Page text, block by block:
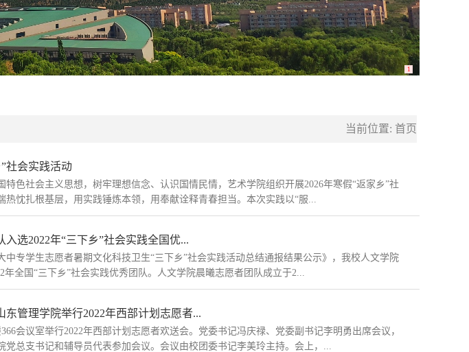
1
当前位置: 首页
社会实践活动
色社会主义思想，树牢理想信念、认识国情民情，艺术学院组织开展2026年寒假“返家乡”社
热忱扎根基层，用实践锤炼本领，用奉献诠释青春担当。本次实践以“服...
选2022年“三下乡”社会实践全国优...
中专学生志愿者暑期文化科技卫生“三下乡”社会实践活动总结通报结果公示》，我校人文学院
年全国“三下乡”社会实践优秀团队。人文学院晨曦志愿者团队成立于2...
管理学院举行2022年西部计划志愿者...
会议室举行2022年西部计划志愿者欢送会。党委书记冯庆禄、党委副书记李明勇出席会议，
党总支书记和辅导员代表参加会议。会议由校团委书记李美玲主持。会上，...